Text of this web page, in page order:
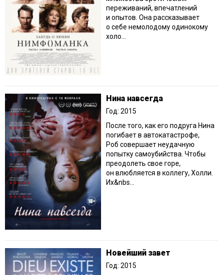
переживаний, впечатлений
и опытов. Она рассказывает
о себе немолодому одинокому
холо...
Нина навсегда
Год: 2015
После того, как его подруга Нина
погибает в автокатастрофе,
Роб совершает неудачную
попытку самоубийства. Чтобы
преодолеть свое горе,
он влюбляется в коллегу, Холли.
Их&nbs...
Новейший завет
Год: 2015